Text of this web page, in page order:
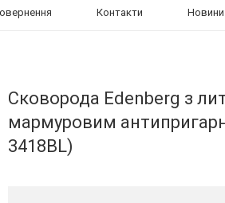
Контакти Новини
Сковорода Edenberg з
мармуровим
3418BL)